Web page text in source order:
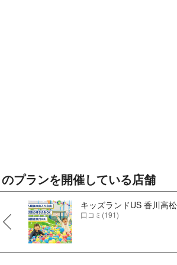
プランを開催している店舗
キッズランドUS 香川高
口コミ(191)